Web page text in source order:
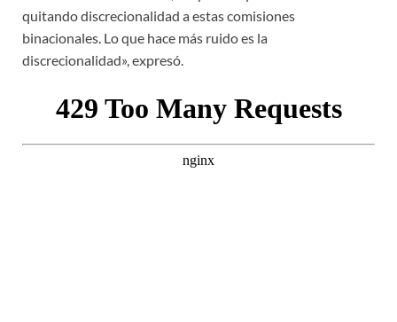
quitando discrecionalidad a estas comisiones
binacionales. Lo que hace más ruido es la
discrecionalidad», expresó.